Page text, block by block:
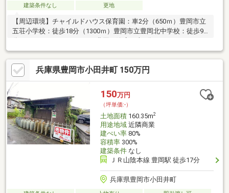
建築条件なし 更地
【周辺環境】チャイルドハウス保育園：車2分（650ｍ）豊岡市立
五荘小学校：徒歩18分（1300ｍ）豊岡市立豊岡北中学校：徒歩9
ン豊岡下陰店：車2分（500ｍ）コスモス中陰店：車4分（1200
ｍ）豊岡下陰郵便局：車2分（600ｍ）但馬銀行問屋町支店：2分
（600ｍ）但馬信用金庫豊岡西支店：5分（1700ｍ）＼敷地44坪の
土地／※現況渡し現地案内随時受け付けております！是非、お問
兵庫県豊岡市小田井町 150万円
150万円
（坪単価:-）
土地面積160.35m2
用途地域近隣商業
建ぺい率80%
容積率300%
建築条件なし
ＪＲ山陰本線 豊岡駅 徒歩17分
兵庫県豊岡市小田井町